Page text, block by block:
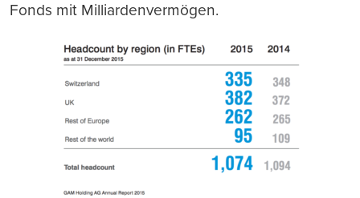
Fonds mit Milliardenvermögen.